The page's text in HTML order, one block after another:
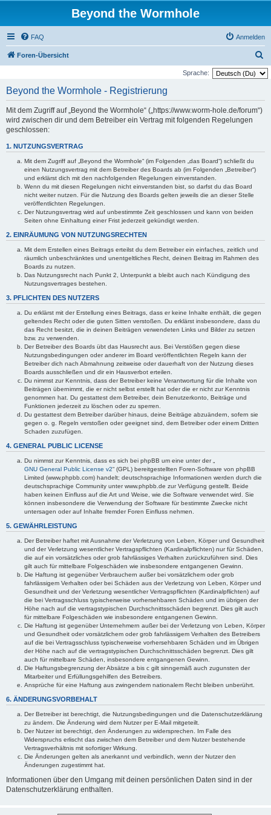
Beyond the Wormhole
FAQ Anmelden
Foren-Übersicht
u
Sprache:
Beyond the Wormhole - Registrierung
Mit dem Zugriff auf „Beyond the Wormhole“ („https://www.worm-hole.de/forum“)
wird zwischen dir und dem Betreiber ein Vertrag mit folgenden Regelungen
geschlossen:
1. NUTZUNGSVERTRAG
Mit dem Zugriff auf „Beyond the Wormhole“ (im Folgenden „das Board“) schließt du
einen Nutzungsvertrag mit dem Betreiber des Boards ab (im Folgenden „Betreiber“)
und erklärst dich mit den nachfolgenden Regelungen einverstanden.
Wenn du mit diesen Regelungen nicht einverstanden bist, so darfst du das Board
nicht weiter nutzen. Für die Nutzung des Boards gelten jeweils die an dieser Stelle
veröffentlichten Regelungen.
Der Nutzungsvertrag wird auf unbestimmte Zeit geschlossen und kann von beiden
Seiten ohne Einhaltung einer Frist jederzeit gekündigt werden.
2. EINRÄUMUNG VON NUTZUNGSRECHTEN
Mit dem Erstellen eines Beitrags erteilst du dem Betreiber ein einfaches, zeitlich und
räumlich unbeschränktes und unentgeltliches Recht, deinen Beitrag im Rahmen des
Boards zu nutzen.
Das Nutzungsrecht nach Punkt 2, Unterpunkt a bleibt auch nach Kündigung des
Nutzungsvertrages bestehen.
3. PFLICHTEN DES NUTZERS
Du erklärst mit der Erstellung eines Beitrags, dass er keine Inhalte enthält, die gegen
geltendes Recht oder die guten Sitten verstoßen. Du erklärst insbesondere, dass du
das Recht besitzt, die in deinen Beiträgen verwendeten Links und Bilder zu setzen
bzw. zu verwenden.
Der Betreiber des Boards übt das Hausrecht aus. Bei Verstößen gegen diese
Nutzungsbedingungen oder anderer im Board veröffentlichten Regeln kann der
Betreiber dich nach Abmahnung zeitweise oder dauerhaft von der Nutzung dieses
Boards ausschließen und dir ein Hausverbot erteilen.
Du nimmst zur Kenntnis, dass der Betreiber keine Verantwortung für die Inhalte von
Beiträgen übernimmt, die er nicht selbst erstellt hat oder die er nicht zur Kenntnis
genommen hat. Du gestattest dem Betreiber, dein Benutzerkonto, Beiträge und
Funktionen jederzeit zu löschen oder zu sperren.
Du gestattest dem Betreiber darüber hinaus, deine Beiträge abzuändern, sofern sie
gegen o. g. Regeln verstoßen oder geeignet sind, dem Betreiber oder einem Dritten
Schaden zuzufügen.
4. GENERAL PUBLIC LICENSE
Du nimmst zur Kenntnis, dass es sich bei phpBB um eine unter der „
GNU General Public License v2“ (GPL) bereitgestellten Foren-Software von phpBB
Limited (www.phpbb.com) handelt; deutschsprachige Informationen werden durch die
deutschsprachige Community unter www.phpbb.de zur Verfügung gestellt. Beide
haben keinen Einfluss auf die Art und Weise, wie die Software verwendet wird. Sie
können insbesondere die Verwendung der Software für bestimmte Zwecke nicht
untersagen oder auf Inhalte fremder Foren Einfluss nehmen.
5. GEWÄHRLEISTUNG
Der Betreiber haftet mit Ausnahme der Verletzung von Leben, Körper und Gesundheit
und der Verletzung wesentlicher Vertragspflichten (Kardinalpflichten) nur für Schäden,
die auf ein vorsätzliches oder grob fahrlässiges Verhalten zurückzuführen sind. Dies
gilt auch für mittelbare Folgeschäden wie insbesondere entgangenen Gewinn.
Die Haftung ist gegenüber Verbrauchern außer bei vorsätzlichem oder grob
fahrlässigem Verhalten oder bei Schäden aus der Verletzung von Leben, Körper und
Gesundheit und der Verletzung wesentlicher Vertragspflichten (Kardinalpflichten) auf
die bei Vertragsschluss typischerweise vorhersehbaren Schäden und im übrigen der
Höhe nach auf die vertragstypischen Durchschnittsschäden begrenzt. Dies gilt auch
für mittelbare Folgeschäden wie insbesondere entgangenen Gewinn.
Die Haftung ist gegenüber Unternehmern außer bei der Verletzung von Leben, Körper
und Gesundheit oder vorsätzlichem oder grob fahrlässigem Verhalten des Betreibers
auf die bei Vertragsschluss typischerweise vorhersehbaren Schäden und im Übrigen
der Höhe nach auf die vertragstypischen Durchschnittsschäden begrenzt. Dies gilt
auch für mittelbare Schäden, insbesondere entgangenen Gewinn.
Die Haftungsbegrenzung der Absätze a bis c gilt sinngemäß auch zugunsten der
Mitarbeiter und Erfüllungsgehilfen des Betreibers.
Ansprüche für eine Haftung aus zwingendem nationalem Recht bleiben unberührt.
6. ÄNDERUNGSVORBEHALT
Der Betreiber ist berechtigt, die Nutzungsbedingungen und die Datenschutzerklärung
zu ändern. Die Änderung wird dem Nutzer per E-Mail mitgeteilt.
Der Nutzer ist berechtigt, den Änderungen zu widersprechen. Im Falle des
Widerspruchs erlischt das zwischen dem Betreiber und dem Nutzer bestehende
Vertragsverhältnis mit sofortiger Wirkung.
Die Änderungen gelten als anerkannt und verbindlich, wenn der Nutzer den
Änderungen zugestimmt hat.
Informationen über den Umgang mit deinen persönlichen Daten sind in der
Datenschutzerklärung enthalten.